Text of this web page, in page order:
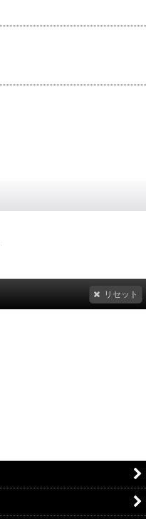
リセット